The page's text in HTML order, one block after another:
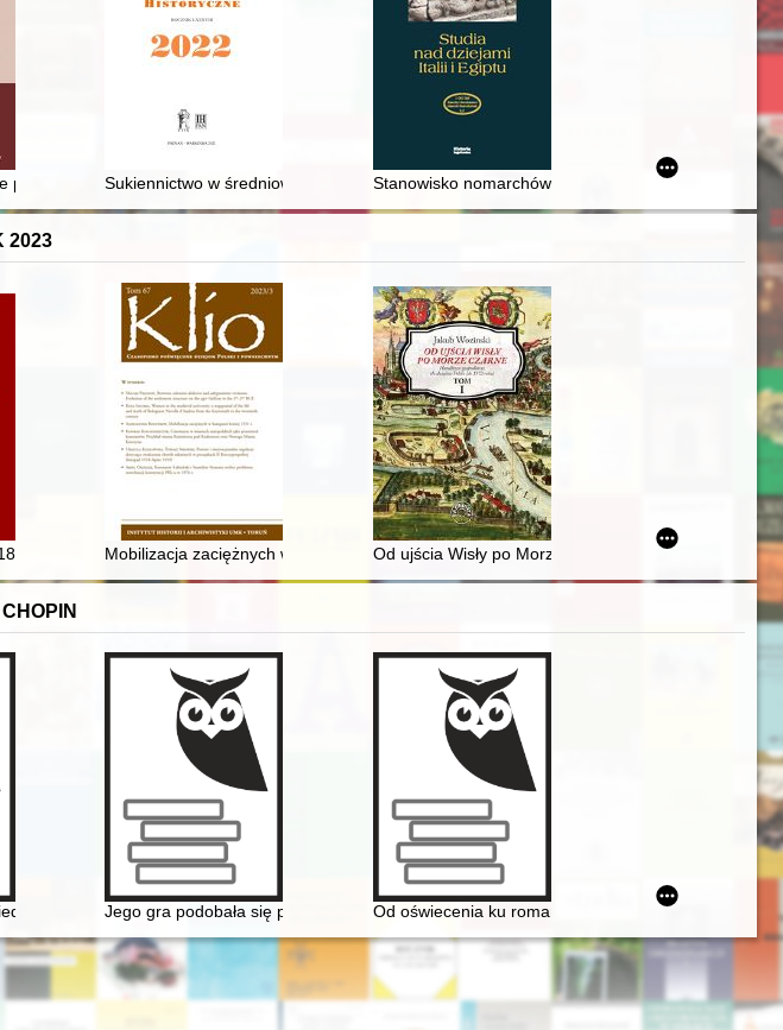
: the first Polish unit fighting on the Western Front 1914-1915
w okresie jego redagowania przez księdza Stefan Wyszyńskiego
polemiki w piśmiennictwie Piotra Skargi
Sukiennictwo w średniowiecznej Polsce- recenzja]Stanowisko nomarchów w administracji Egiptu w
2023
w świetle ksiąg metrykalnych (druga połowa XVIII - początek XX wieku)
: administracja, finanse i majątek miejski
Mobilizacja zaciężnych w kampanii letniej 1531 r. = Mobilization of mercenaries in the
Od ujścia Wisły po Morze Czarne : handlowo-
ChopinaKsięga jubileuszowa z okazji 60. urodzin prof. dr. hab. Krzysztofa A. Kuczyńskiego
Jego gra podobała się przede wszystkim damom... Chopin i kobiety
Od oświecenia ku romantyzmowi i dalej... Autorzy,